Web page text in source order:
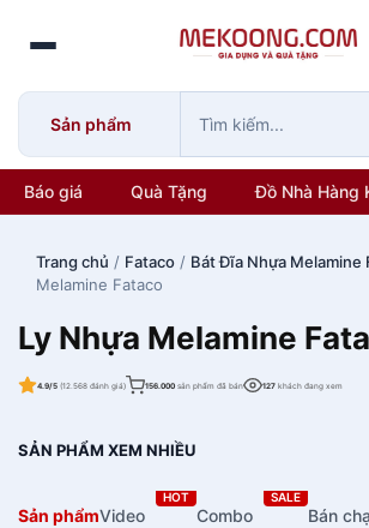
o
Sản phẩm
Báo giá Quà Tặng Đồ Nhà Hàng
Trang chủ / Fataco / Bát Đĩa Nhựa Melamine
Melamine Fataco
Ly Nhựa Melamine
4.9/5 (12.568 đánh giá) 156.000 sản phẩm đã bán 127 khách đang xem
SẢN PHẨM XEM NHIỀU
Sản phẩmVideo
HOT
Combo
SALE
Bán